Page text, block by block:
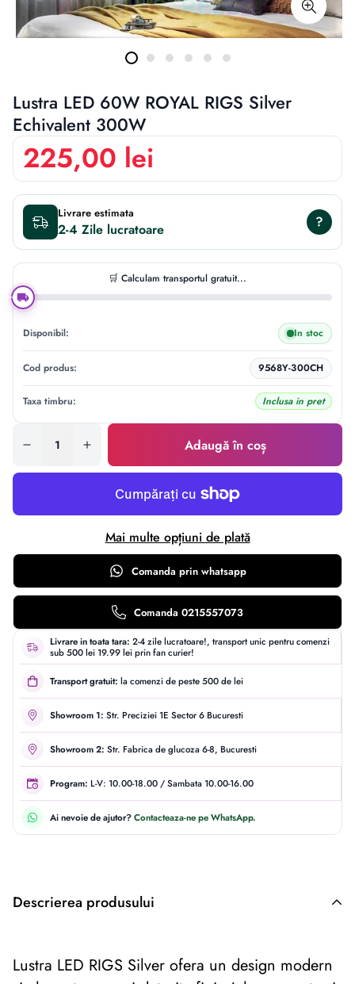
Lustra LED 60W ROYAL RIGS Silver
Echivalent 300W
225,00 lei
Livrare estimata
2-4 Zile ?
🛒 Calculam transportul gratuit...
Disponibil: In stoc
Cod produs: 9568Y-300CH
Taxa timbru: Inclusa in pret
Adaugă în coș
Mai multe opțiuni de plată
Comanda prin whatsapp
Comanda 0215557073
Livrare in toata tara: 2-4 zile lucratoare!, transport unic pentru comenzi
sub 500 lei 19.99 lei prin fan curier!
Transport gratuit: la comenzi de peste 500 de lei
Showroom 1: Str. Preciziei 1E Sector 6 Bucuresti
Showroom 2: Str. Fabrica de glucoza 6-8, Bucuresti
Program: L-V: 10.00-18.00 / Sambata 10.00-16.00
Ai nevoie de ajutor?Contacteaza-ne pe WhatsApp.
Descrierea produsului
Lustra LED RIGS Silver ofera un design modern